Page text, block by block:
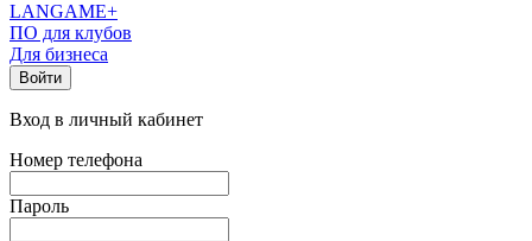
LANGAME+
ПО для клубов
Для бизнеса
Войти
Вход в личный кабинет
Номер телефона
Пароль